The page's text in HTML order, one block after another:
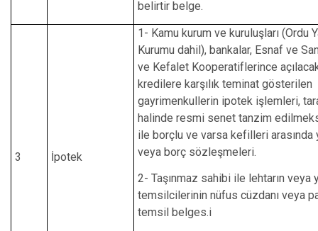
belirtir belge.
3 İpotek
1- Kamu kurum ve kuruluşları (Ordu
Kurumu dahil), bankalar, Esnaf ve
ve Kefalet Kooperatiflerince
kredilere karşılık teminat gösterilen
gayrimenkullerin ipotek işlemleri,
halinde resmi senet tanzim
ile borçlu ve varsa kefilleri arasında
veya borç sözleşmeleri.
2- Taşınmaz sahibi ile lehtarın veya
temsilcilerinin nüfus cüzdanı veya
temsil belges.i